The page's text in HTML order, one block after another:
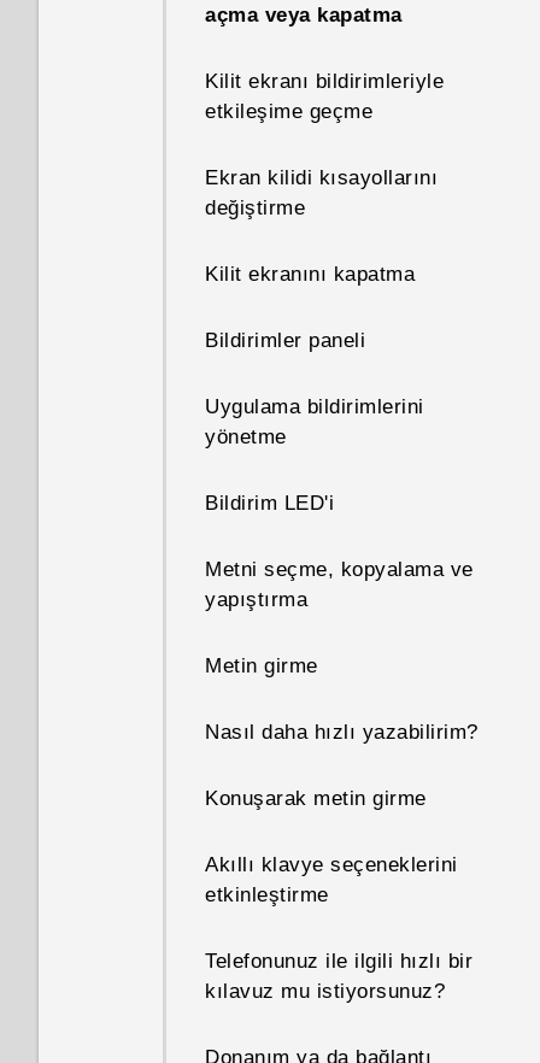
Telefonumda yüklü olan HTC
bulurum?
açtığımda telefonumun
şifresini çözmek için neden bir
izinleri vermem hatırlatılmaya
devam ediyor. Neden?
kullanılamayacağını nasıl
bilebilirim?
Telefonumun internet
nasıl paylaşabilirim?
Wi‍-Fi olmadığında ya da zayıf
olarak mobil ağa geçiş yapar
mı?
Uygulamalarımda çok
parmaklı hareketleri neden
açma veya kapatma
Kilit ekranı bildirimleriyle
etkileşime geçme
Ekran kilidi kısayollarını
değiştirme
Kilit ekranını kapatma
Bildirimler paneli
Uygulama bildirimlerini
yönetme
Bildirim LED'i
Metni seçme, kopyalama ve
yapıştırma
Metin girme
Nasıl daha hızlı yazabilirim?
Konuşarak metin girme
Akıllı klavye seçeneklerini
etkinleştirme
Telefonunuz ile ilgili hızlı bir
kılavuz mu istiyorsunuz?
Donanım ya da bağlantı